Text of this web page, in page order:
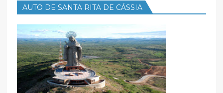
AUTO DE SANTA RITA DE CÁSSIA